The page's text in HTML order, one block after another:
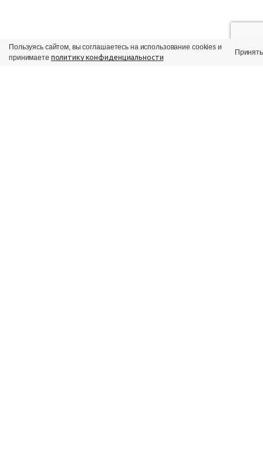
Пользуясь сайтом, вы соглашаетесь на использование cookies и
принимаете политику конфиденциальности
Принять